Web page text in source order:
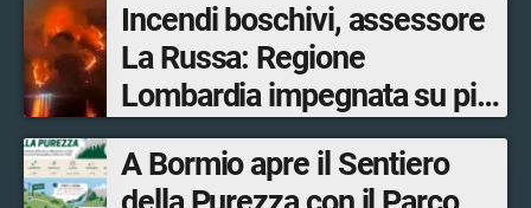
Incendi boschivi, assessore
La Russa: Regione
Lombardia impegnata su più
fronti, 48 volontari coinvolti
tra le province di Lecco,
A Bormio apre il Sentiero